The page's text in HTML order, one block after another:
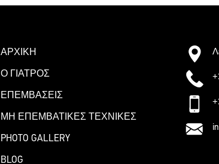
ΑΡΧΙΚΗ
Ο ΓΙΑΤΡΟΣ
ΕΠΕΜΒΑΣΕΙΣ
ΜΗ ΕΠΕΜΒΑΤΙΚΕΣ ΤΕΧΝΙΚΕΣ
PHOTO GALLERY
BLOG